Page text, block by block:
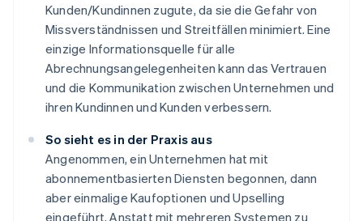
Kunden/Kundinnen zugute, da sie die Gefahr von
Missverständnissen und Streitfällen minimiert. Eine
einzige Informationsquelle für alle
Abrechnungsangelegenheiten kann das Vertrauen
und die Kommunikation zwischen Unternehmen und
ihren Kundinnen und Kunden verbessern.
So sieht es in der Praxis aus
Angenommen, ein Unternehmen hat mit
abonnementbasierten Diensten begonnen, dann
aber einmalige Kaufoptionen und Upselling
eingeführt. Anstatt mit mehreren Systemen zu